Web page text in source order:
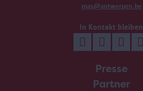
mas@antwerpen.be
In Kontakt bleiben
Presse
Partner